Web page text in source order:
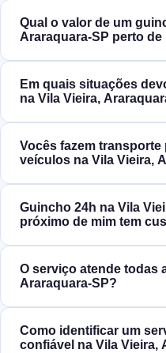
Qual o valor de um
Araraquara‑SP perto de
Em quais situações
na Vila Vieira,
Vocês fazem
veículos na Vila Vieira,
Guincho 24h na Vila
próximo de mim tem
O serviço atende todas
Araraquara‑SP?
Como identificar um
confiável na Vila Vieira,